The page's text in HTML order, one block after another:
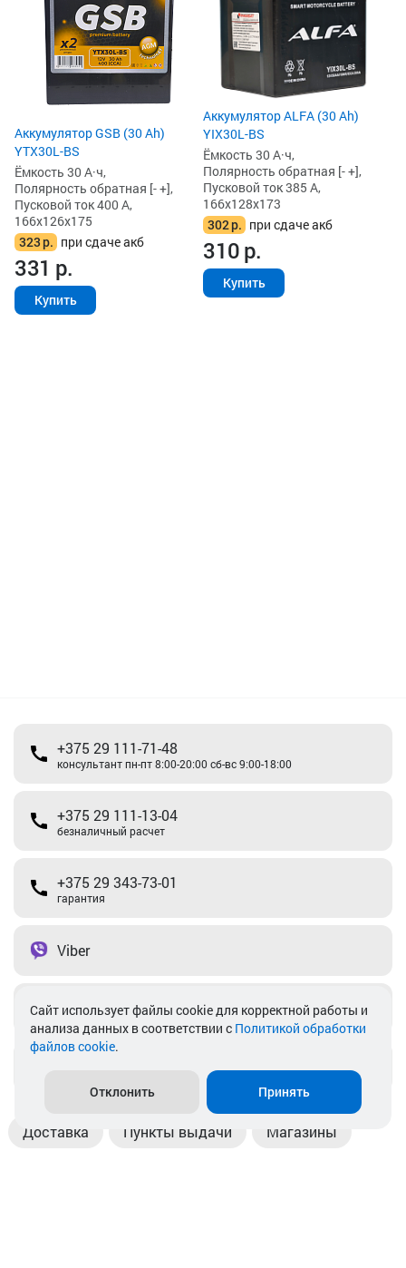
Аккумулятор GSB (30 Ah)
YTX30L-BS
Ёмкость 30 А·ч,
Полярность обратная [- +],
Пусковой ток 400 А,
166x126x175
323р. при сдаче акб
331 р.
Купить
Аккумулятор ALFA (30 Ah)
YIX30L-BS
Ёмкость 30 А·ч,
Полярность обратная [- +],
Пусковой ток 385 А,
166x128x173
302р. при сдаче акб
310р.
Купить
+375 29 111-71-48
консультант пн-пт 8:00-20:00 сб-вс 9:00-18:00
+375 29 111-13-04
безналичный расчет
+375 29 343-73-01
гарантия
Viber
Telegram
Доставка Пункты выдачи Магазины
Cайт использует файлы cookie для корректной работы и
анализа данных в соответствии с Политикой обработки
файлов cookie.
Отклонить Принять